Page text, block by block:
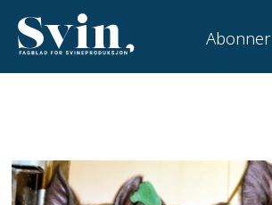
Abonner